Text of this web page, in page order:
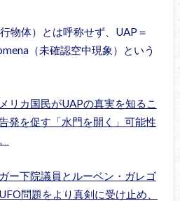
物体）とは呼称せず、UAP＝
（未確認空中現象）という
リカ国民がUAPの真実を知るこ
発を促す「水門を開く」可能性
ー下院議員とルーベン・ガレゴ
問題をより真剣に受け止め、